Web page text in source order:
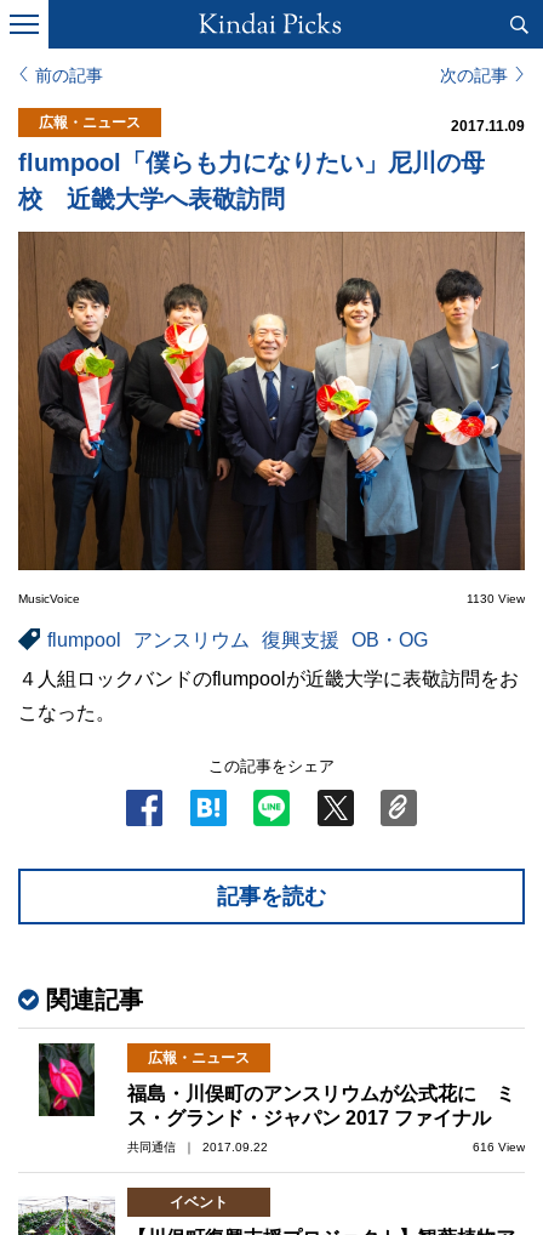
前の記事 次の記事
広報・ニュース 2017.11.09
flumpool「僕らも力になりたい」尼川の母
校 近畿大学へ表敬訪問
MusicVoice 1130 View
flumpool アンスリウム 復興支援
OB・OG
４人組ロックバンドのflumpoolが近畿大学に表敬訪問をお
こなった。
この記事をシェア
記事を読む
関連記事
広報・ニュース
福島・川俣町のアンスリウムが公式花に ミ
ス・グランド・ジャパン 2017 ファイナル
共同通信 ｜ 2017.09.22 616 View
イベント